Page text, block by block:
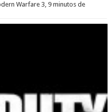
Warfare 3, 9 minutos de